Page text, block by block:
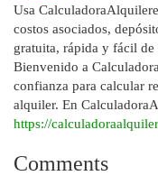
Usa
costos asociados,
gratuita, rápida y fácil de
Bienvenido a
confianza para calcular
alquiler. En
https://
Comments